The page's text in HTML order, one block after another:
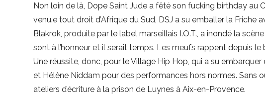
Non loin de là, Dope Saint Jude a fêté son fucking birthday au
venu.e tout droit d’Afrique du Sud, DSJ a su emballer la Friche
Blakrok, produite par le label marseillais I.O.T., a inondé la
sont à l’honneur et il serait temps. Les meufs rappent depuis le
Une réussite, donc, pour le Village Hip Hop, qui a su
et Hélène Niddam pour des performances hors normes. Sans
ateliers d’écriture à la prison de Luynes à Aix-en-Provence.